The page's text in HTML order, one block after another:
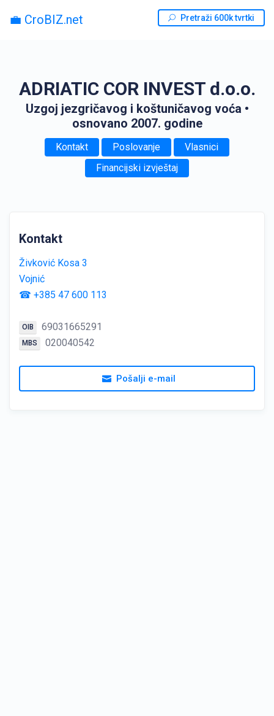
💼 CroBIZ.net Pretraži 600k tvrtki
ADRIATIC COR INVEST d.o.o.
Uzgoj jezgričavog i koštuničavog voća •
osnovano 2007. godine
Kontakt Poslovanje
Vlasnici
Financijski izvještaj
Kontakt
Živković Kosa 3
Vojnić
☎ +385 47 600 113
OIB 69031665291
MBS 020040542
Pošalji e-mail